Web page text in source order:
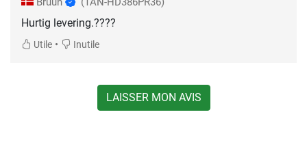
Hurtig levering.????
Utile • Inutile
LAISSER MON AVIS